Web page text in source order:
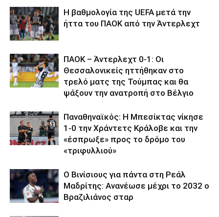
Η βαθμολογία της UEFA μετά την
ήττα του ΠΑΟΚ από την Άντερλεχτ
ΠΑΟΚ – Άντερλεχτ 0-1: Οι
Θεσσαλονικείς ηττήθηκαν στο
τρελό ματς της Τούμπας και θα
ψάξουν την ανατροπή στο Βέλγιο
Παναθηναϊκός: Η Μπεσίκτας νίκησε
1-0 την Χράντετς Κράλοβε και την
«έσπρωξε» προς το δρόμο του
«τριφυλλιού»
Ο Βινίσιους για πάντα στη Ρεάλ
Μαδρίτης: Ανανέωσε μέχρι το 2032 ο
Βραζιλιάνος σταρ